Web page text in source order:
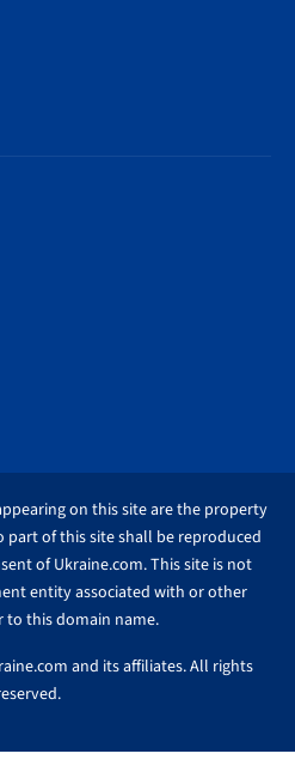
on this site are the property
part of this site shall be reproduced
of Ukraine.com. This site is not
entity associated with or other
to this domain name.
and its affiliates. All rights